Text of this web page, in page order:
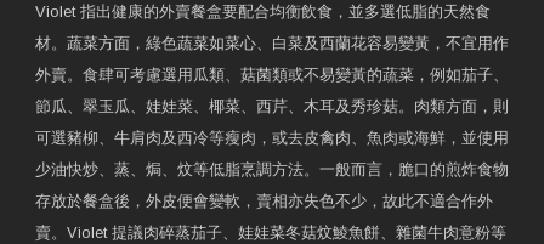
Violet 指出健康的外賣餐盒要配合均衡飲食，並多選低脂的天然食
材。蔬菜方面，綠色蔬菜如菜心、白菜及西蘭花容易變黃，不宜用作
外賣。食肆可考慮選用瓜類、菇菌類或不易變黃的蔬菜，例如茄子、
節瓜、翠玉瓜、娃娃菜、椰菜、西芹、木耳及秀珍菇。肉類方面，則
可選豬柳、牛肩肉及西冷等瘦肉，或去皮禽肉、魚肉或海鮮，並使用
少油快炒、蒸、焗、炆等低脂烹調方法。一般而言，脆口的煎炸食物
存放於餐盒後，外皮便會變軟，賣相亦失色不少，故此不適合作外
賣。Violet 提議肉碎蒸茄子、娃娃菜冬菇炆鯪魚餅、雜菌牛肉意粉等